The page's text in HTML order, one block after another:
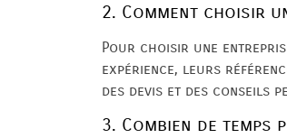
2. Comment choisir
Pour choisir une
expérience, leurs
des devis et des conseils
3. Combien de